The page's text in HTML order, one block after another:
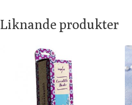
Liknande produkter